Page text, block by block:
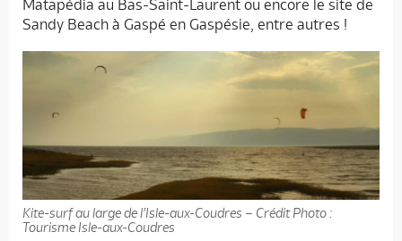
Matapédia au Bas-Saint-Laurent ou encore le site de
Sandy Beach à Gaspé en Gaspésie, entre autres !
Kite-surf au large de l’Isle-aux-Coudres – Crédit Photo :
Tourisme Isle-aux-Coudres